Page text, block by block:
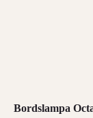
Bordslampa